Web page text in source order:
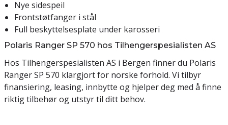
Nye sidespeil
Frontstøtfanger i stål
Full beskyttelsesplate under karosseri
Polaris Ranger SP 570 hos Tilhengerspesialisten AS
Hos Tilhengerspesialisten AS i Bergen finner du Polaris
Ranger SP 570 klargjort for norske forhold. Vi tilbyr
finansiering, leasing, innbytte og hjelper deg med å finne
riktig tilbehør og utstyr til ditt behov.